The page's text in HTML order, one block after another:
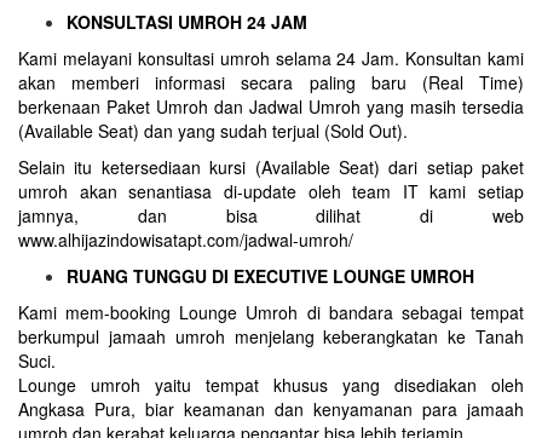
KONSULTASI UMROH 24 JAM
Kami melayani konsultasi umroh selama 24 Jam. Konsultan kami
akan memberi informasi secara paling baru (Real Time)
berkenaan Paket Umroh dan Jadwal Umroh yang masih tersedia
(Available Seat) dan yang sudah terjual (Sold Out).
Selain itu ketersediaan kursi (Available Seat) dari setiap paket
umroh akan senantiasa di-update oleh team IT kami setiap
jamnya, dan bisa dilihat di web
www.alhijazindowisatapt.com/jadwal-umroh/
RUANG TUNGGU DI EXECUTIVE LOUNGE UMROH
Kami mem-booking Lounge Umroh di bandara sebagai tempat
berkumpul jamaah umroh menjelang keberangkatan ke Tanah
Suci.
Lounge umroh yaitu tempat khusus yang disediakan oleh
Angkasa Pura, biar keamanan dan kenyamanan para jamaah